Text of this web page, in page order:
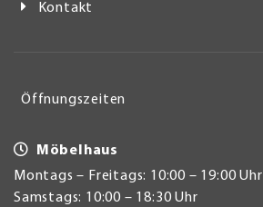
Kontakt
Öffnungszeiten
Möbelhaus
Montags – Freitags: 10:00 – 19:00 Uhr
Samstags: 10:00 – 18:30 Uhr